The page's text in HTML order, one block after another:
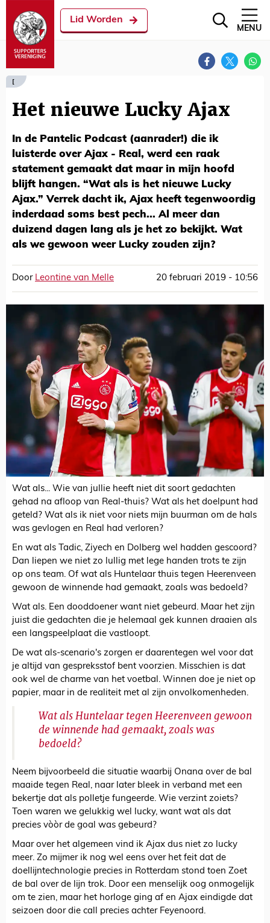
Lid Worden
MENU
[
Het nieuwe Lucky Ajax
In de Pantelic Podcast (aanrader!) die ik
luisterde over Ajax - Real, werd een raak
statement gemaakt dat maar in mijn hoofd
blijft hangen. “Wat als is het nieuwe Lucky
Ajax.” Verrek dacht ik, Ajax heeft tegenwoordig
inderdaad soms best pech... Al meer dan
duizend dagen lang als je het zo bekijkt. Wat
als we gewoon weer Lucky zouden zijn?
Door Leontine van Melle 20 februari 2019 - 10:56
Wat als... Wie van jullie heeft niet dit soort gedachten
gehad na afloop van Real-thuis? Wat als het doelpunt had
geteld? Wat als ik niet voor niets mijn buurman om de hals
was gevlogen en Real had verloren?
En wat als Tadic, Ziyech en Dolberg wel hadden gescoord?
Dan liepen we niet zo lullig met lege handen trots te zijn
op ons team. Of wat als Huntelaar thuis tegen Heerenveen
gewoon de winnende had gemaakt, zoals was bedoeld?
Wat als. Een dooddoener want niet gebeurd. Maar het zijn
juist die gedachten die je helemaal gek kunnen draaien als
een langspeelplaat die vastloopt.
De wat als-scenario's zorgen er daarentegen wel voor dat
je altijd van gespreksstof bent voorzien. Misschien is dat
ook wel de charme van het voetbal. Winnen doe je niet op
papier, maar in de realiteit met al zijn onvolkomenheden.
Wat als Huntelaar tegen Heerenveen gewoon
de winnende had gemaakt, zoals was
bedoeld?
Neem bijvoorbeeld die situatie waarbij Onana over de bal
maaide tegen Real, naar later bleek in verband met een
bekertje dat als polletje fungeerde. Wie verzint zoiets?
Toen waren we gelukkig wel lucky, want wat als dat
precies vòòr de goal was gebeurd?
Maar over het algemeen vind ik Ajax dus niet zo lucky
meer. Zo mijmer ik nog wel eens over het feit dat de
doellijntechnologie precies in Rotterdam stond toen Zoet
de bal over de lijn trok. Door een menselijk oog onmogelijk
om te zien, maar het horloge ging af en Ajax eindigde dat
seizoen door die call precies achter Feyenoord.